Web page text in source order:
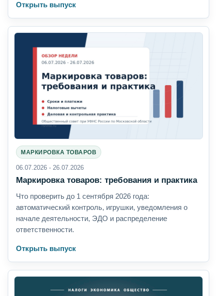
Открыть выпуск
МАРКИРОВКА ТОВАРОВ
06.07.2026 - 26.07.2026
Маркировка товаров: требования и практика
Что проверить до 1 сентября 2026 года:
автоматический контроль, игрушки, уведомления о
начале деятельности, ЭДО и распределение
ответственности.
Открыть выпуск